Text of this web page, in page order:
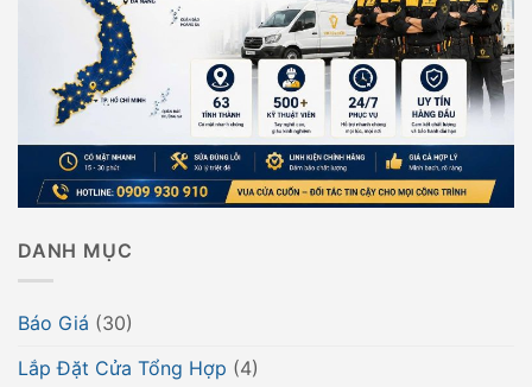
DANH MỤC
Báo Giá (30)
Lắp Đặt Cửa Tổng Hợp (4)